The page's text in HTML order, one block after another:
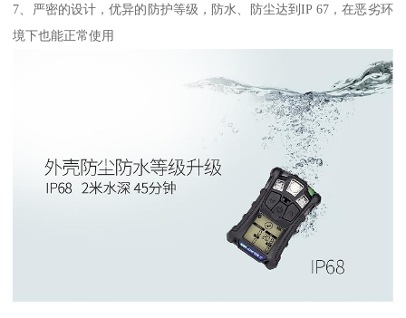
7、严密的设计，优异的防护等级，防水、防尘达到IP 67，在恶劣环
境下也能正常使用